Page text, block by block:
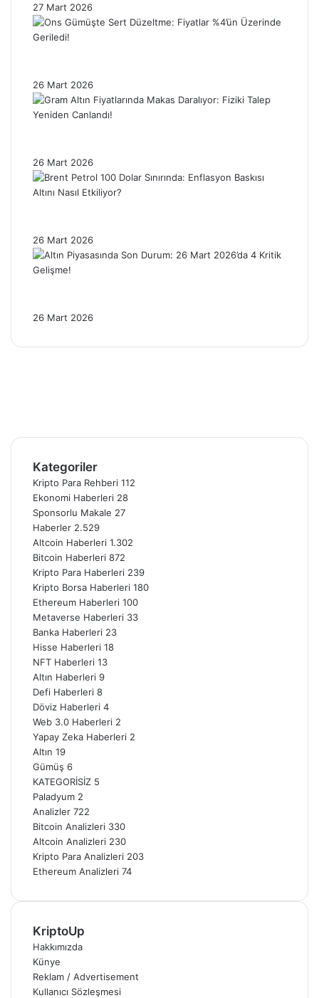
27 Mart 2026
26 Mart 2026
26 Mart 2026
26 Mart 2026
26 Mart 2026
Kategoriler
Kripto Para Rehberi 112
Ekonomi Haberleri 28
Sponsorlu Makale 27
Haberler 2.529
Altcoin Haberleri 1.302
Bitcoin Haberleri 872
Kripto Para Haberleri 239
Kripto Borsa Haberleri 180
Ethereum Haberleri 100
Metaverse Haberleri 33
Banka Haberleri 23
Hisse Haberleri 18
NFT Haberleri 13
Altın Haberleri 9
Defi Haberleri 8
Döviz Haberleri 4
Web 3.0 Haberleri 2
Yapay Zeka Haberleri 2
Altın 19
Gümüş 6
KATEGORİSİZ 5
Paladyum 2
Analizler 722
Bitcoin Analizleri 330
Altcoin Analizleri 230
Kripto Para Analizleri 203
Ethereum Analizleri 74
KriptoUp
Hakkımızda
Künye
Reklam / Advertisement
Kullanıcı Sözleşmesi